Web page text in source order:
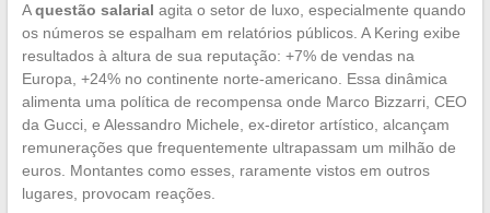
Aquestão salarial agita o setor de luxo, especialmente quando
os números se espalham em relatórios públicos. A Kering exibe
resultados à altura de sua reputação: +7% de vendas na
Europa, +24% no continente norte-americano. Essa dinâmica
alimenta uma política de recompensa onde Marco Bizzarri, CEO
da Gucci, e Alessandro Michele, ex-diretor artístico, alcançam
remunerações que frequentemente ultrapassam um milhão de
euros. Montantes como esses, raramente vistos em outros
lugares, provocam reações.